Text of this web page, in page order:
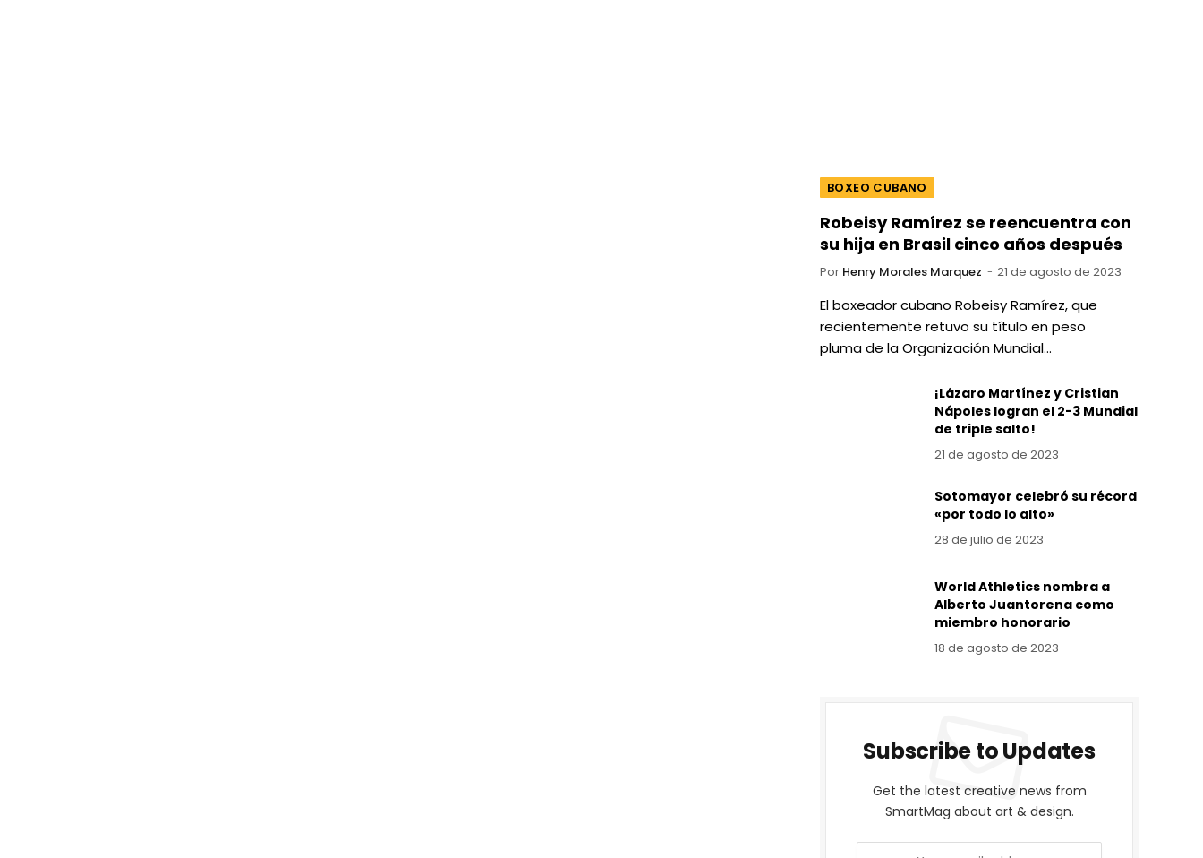
BOXEO CUBANO
Robeisy Ramírez se reencuentra con
su hija en Brasil cinco años después
Por Henry Morales Marquez 21 de agosto de 2023
El boxeador cubano Robeisy Ramírez, que
recientemente retuvo su título en peso
pluma de la Organización Mundial…
¡Lázaro Martínez y Cristian
Nápoles logran el 2-3 Mundial
de triple salto!
21 de agosto de 2023
Sotomayor celebró su récord
«por todo lo alto»
28 de julio de 2023
World Athletics nombra a
Alberto Juantorena como
miembro honorario
18 de agosto de 2023
Subscribe to Updates
Get the latest creative news from
SmartMag about art & design.